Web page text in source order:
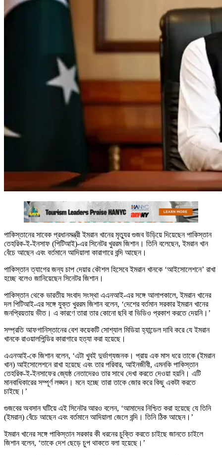
পাকিস্তানের সাবেক প্রধানমন্ত্রী ইমরান খানের মৃত্যুর গুজব উড়িয়ে দিয়েছেন পাকিস্তান
তেহরিক-ই-ইনসাফ (পিটিআই)-এর সিনেটর খুররম জিশান। তিনি বলেছেন, ইমরান খান
বেঁচে আছেন এবং বর্তমানে আদিয়ালা কারাগারে বন্দি আছেন।
পাকিস্তান ত্যাগের জন্য চাপ দেয়ার কৌশল হিসেবে ইমরান খানকে ‘আইসোলেশনে’ রাখা
হচ্ছে বলেও জানিয়েছেন সিনেটর জিশান।
পাকিস্তান থেকে ভারতীয় সংবাদ সংস্থা এএনআই-এর সঙ্গে আলাপকালে, ইমরান খানের
দল পিটিআই-এর সঙ্গে যুক্ত খুররম জিশান বলেন, ‘দেশের বর্তমান সরকার ইমরান খানের
জনপ্রিয়তায় ভীত। এ কারণে তারা তার কোনো ছবি বা ভিডিও প্রকাশ করতে দেয়নি।’
সম্প্রতি আফগানিস্তানের বেশ কয়েকটি সোশ্যাল মিডিয়া হ্যান্ডেল দাবি করে যে ইমরান
খানকে রাওয়ালপিন্ডির কারাগারে হত্যা করা হয়েছে।
এএনআই-কে জিশান বলেন, ‘এটা খুবই দুর্ভাগ্যজনক। প্রায় এক মাস ধরে তাকে (ইমরান
খান) আইসোলেশনে রাখা হয়েছে এবং তার পরিবার, আইনজীবী, এমনকি পাকিস্তান
তেহরিক-ই-ইনসাফের জ্যেষ্ঠ নেতাদেরও তার সাথে দেখা করতে দেওয়া হয়নি। এটি
মানবাধিকারের সম্পূর্ণ লঙ্ঘন। মনে হচ্ছে তারা তাকে জোর করে কিছু একটা করতে
চাইছে।’
গুজবের অবসান ঘটিয়ে এই সিনেটর আরও বলেন, ‘আমাদের নিশ্চিত করা হয়েছে যে তিনি
(ইমরান) বেঁচে আছেন এবং বর্তমানে আদিয়ালা জেলে বন্দি। তিনি ঠিক আছেন।’
ইমরান খানের সঙ্গে পাকিস্তান সরকার কী ধরনের চুক্তি করতে চাইছে জানতে চাইলে
জিশান বলেন, ‘তাকে দেশ ছেড়ে চুপ থাকতে বলা হয়েছে।’